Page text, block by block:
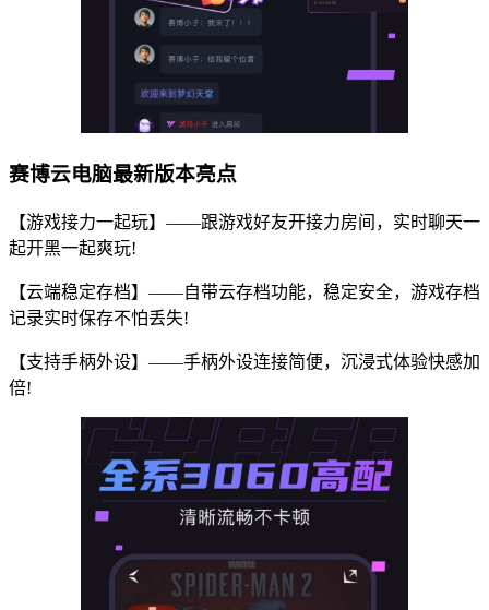
赛博云电脑最新版本亮点
【游戏接力一起玩】——跟游戏好友开接力房间，实时聊天一
起开黑一起爽玩!
【云端稳定存档】——自带云存档功能，稳定安全，游戏存档
记录实时保存不怕丢失!
【支持手柄外设】——手柄外设连接简便，沉浸式体验快感加
倍!